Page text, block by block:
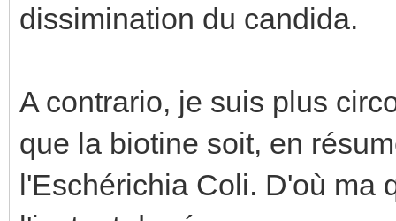
dissimination du candida.
A contrario, je suis plus
que la biotine soit, en
l'Eschérichia Coli. D'où ma